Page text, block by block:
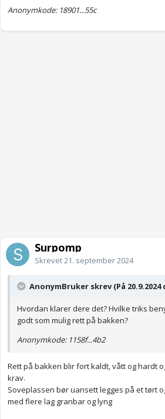
Anonymkode: 18901...55c
Surpomp
Skrevet21. september 2024
AnonymBruker skrev (På 20.9.2024
Hvordan klarer dere det? Hvilke triks
godt som mulig rett på bakken?
Anonymkode: 1158f...4b2
Rett på bakken blir fort kaldt, vått og hardt
krav.
Soveplassen bør uansett legges på et tørt
med flere lag granbar og lyng